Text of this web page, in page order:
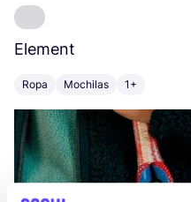
Element
Ropa Mochilas 1+